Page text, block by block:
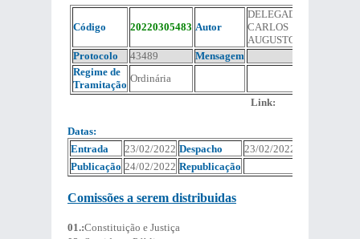
Código 20220305483 Autor
DELEGADO
CARLOS
AUGUSTO
Protocolo
43489
Mensagem
Regime de
Tramitação
Ordinária
Link:
Datas:
Entrada
23/02/2022 Despacho
23/02/2022
Publicação 24/02/2022 Republicação
Comissões a serem distribuidas
01.:Constituição e Justiça